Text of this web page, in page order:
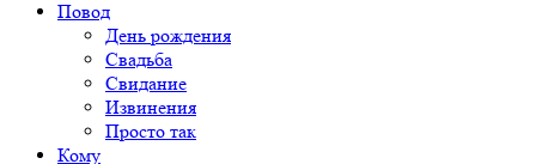
Повод
День рождения
Свадьба
Свидание
Извинения
Просто так
Кому